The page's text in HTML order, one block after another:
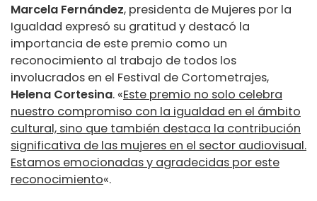
Marcela Fernández, presidenta de Mujeres por la
Igualdad expresó su gratitud y destacó la
importancia de este premio como un
reconocimiento al trabajo de todos los
involucrados en el Festival de Cortometrajes,
Helena Cortesina. «Este premio no solo celebra
nuestro compromiso con la igualdad en el ámbito
cultural, sino que también destaca la contribución
significativa de las mujeres en el sector audiovisual.
Estamos emocionadas y agradecidas por este
reconocimiento«.